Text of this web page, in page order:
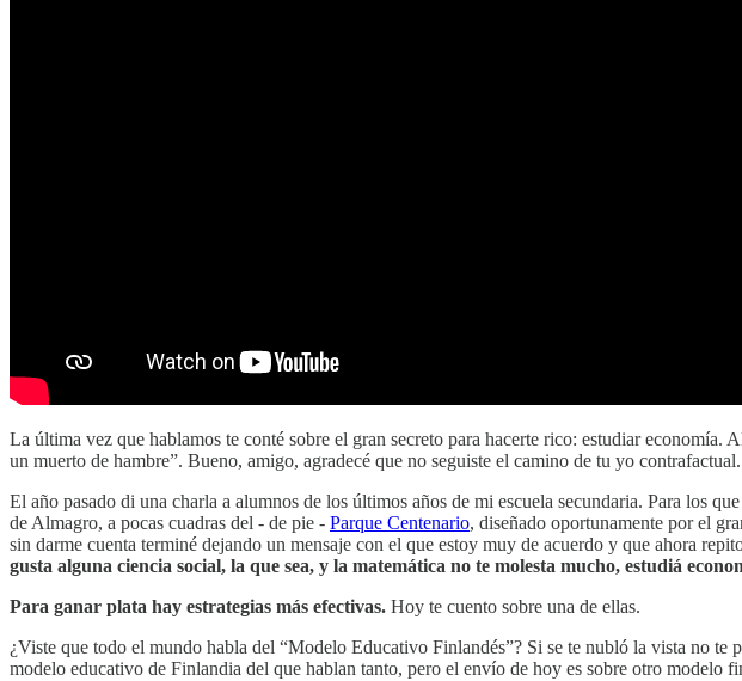
La última vez que hablamos te conté sobre el gran secreto para hacerte rico: estudiar
un muerto de hambre”. Bueno, amigo, agradecé que no seguiste el camino de tu yo
El año pasado di una charla a alumnos de los últimos años de mi escuela secundaria. Para los
de Almagro, a pocas cuadras del - de pie - Parque Centenario, diseñado oportunamente por el
sin darme cuenta terminé dejando un mensaje con el que estoy muy de acuerdo y que ahora
gusta alguna ciencia social, la que sea, y la matemática no te molesta mucho, estudiá
Para ganar plata hay estrategias más efectivas. Hoy te cuento sobre una de ellas.
¿Viste que todo el mundo habla del “Modelo Educativo Finlandés”? Si se te nubló la vista no te
modelo educativo de Finlandia del que hablan tanto, pero el envío de hoy es sobre otro modelo